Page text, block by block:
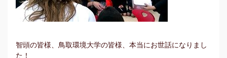
智頭の皆様、鳥取環境大学の皆様、本当にお世話になりまし
た！